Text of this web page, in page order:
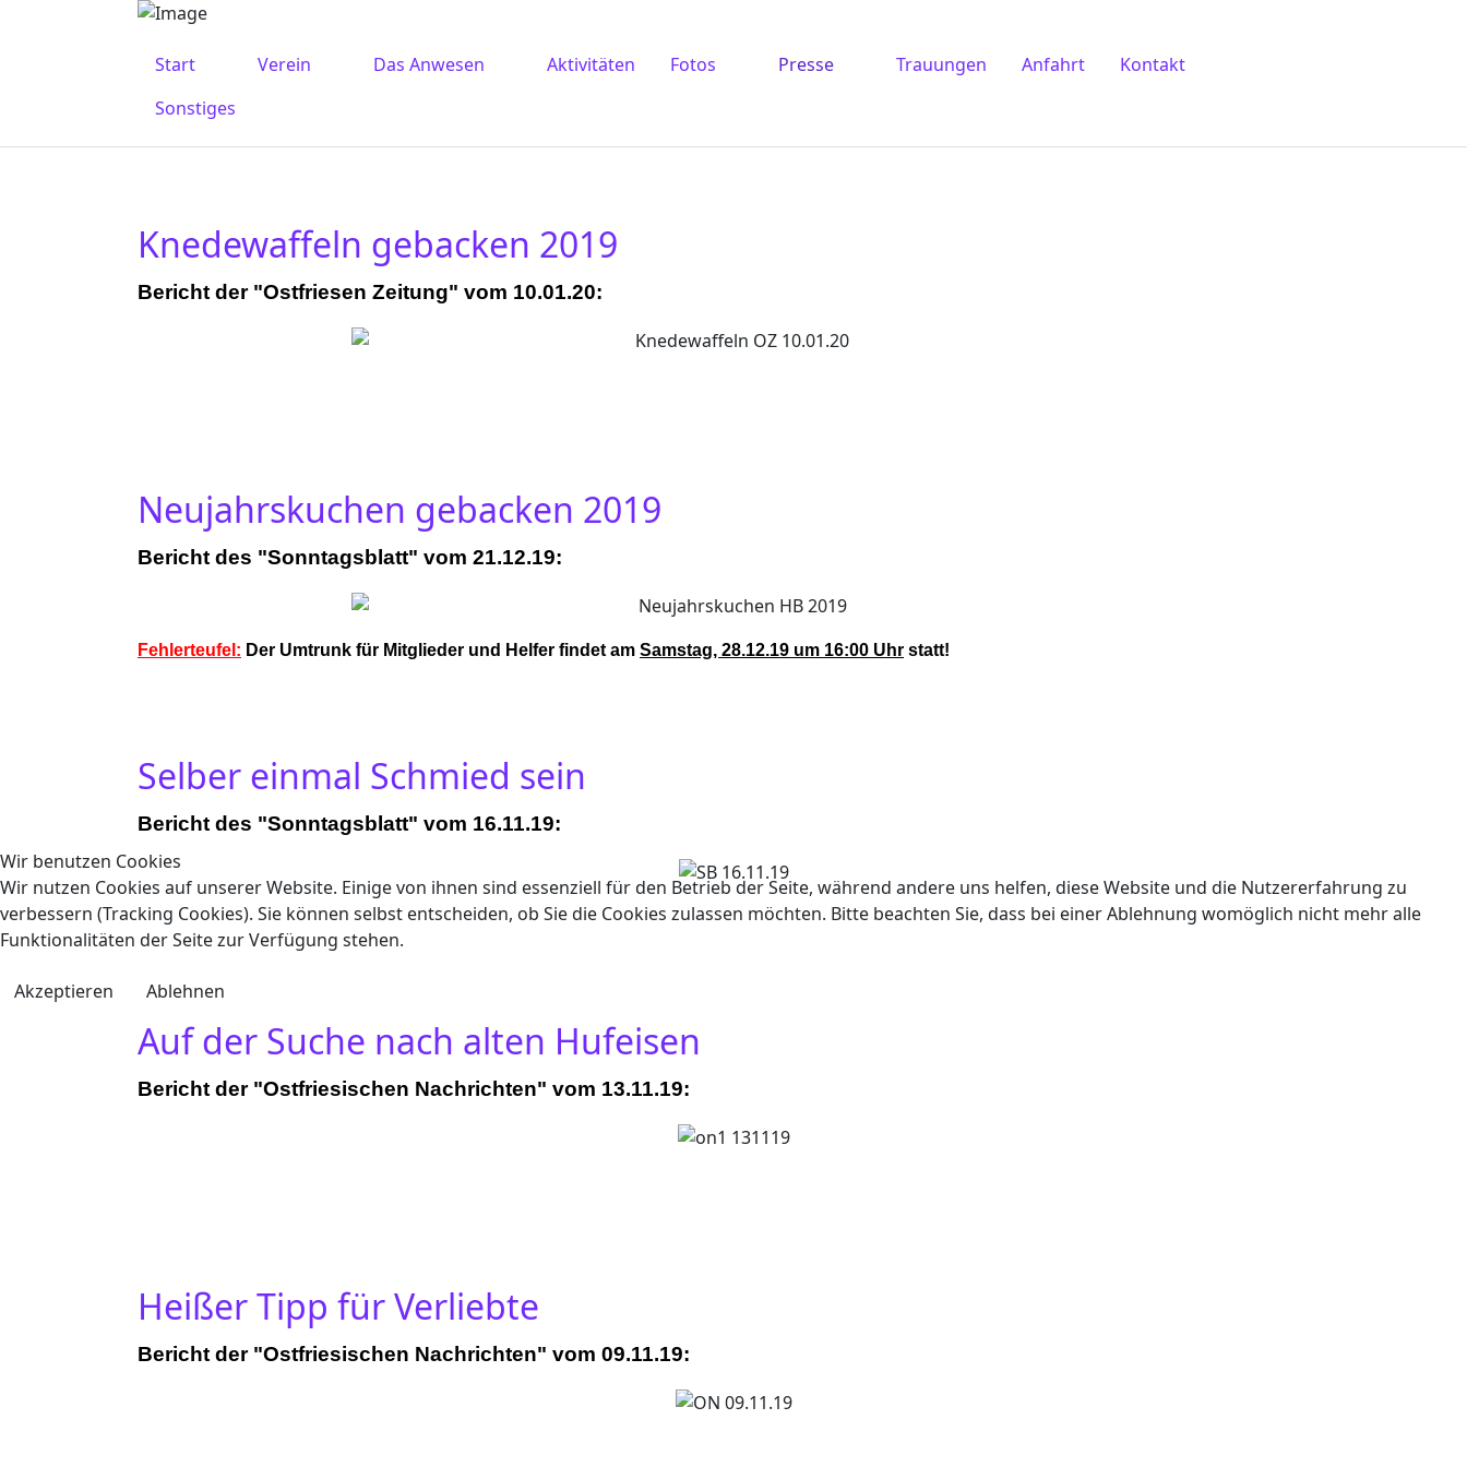
Start Verein Das Anwesen Aktivitäten Fotos Presse Trauungen Anfahrt
Kontakt
Sonstiges
Knedewaffeln gebacken 2019
Bericht der "Ostfriesen Zeitung" vom 10.01.20:
Neujahrskuchen gebacken 2019
Bericht des "Sonntagsblatt" vom 21.12.19:
Fehlerteufel: Der Umtrunk für Mitglieder und Helfer findet am Samstag, 28.12.19 um 16:00 Uhr statt!
Selber einmal Schmied sein
Bericht des "Sonntagsblatt" vom 16.11.19:
Auf der Suche nach alten Hufeisen
Bericht der "Ostfriesischen Nachrichten" vom 13.11.19:
Heißer Tipp für Verliebte
Bericht der "Ostfriesischen Nachrichten" vom 09.11.19:
Wir benutzen Cookies
Wir nutzen Cookies auf unserer Website. Einige von ihnen sind essenziell für den Betrieb der Seite, während andere uns helfen, diese Website und die Nutzererfahrung zu
verbessern (Tracking Cookies). Sie können selbst entscheiden, ob Sie die Cookies zulassen möchten. Bitte beachten Sie, dass bei einer Ablehnung womöglich nicht mehr alle
Funktionalitäten der Seite zur Verfügung stehen.
Akzeptieren Ablehnen